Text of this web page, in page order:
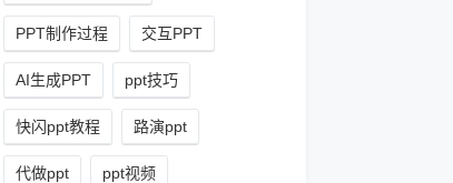
PPT制作过程 交互PPT
AI生成PPT ppt技巧
快闪ppt教程 路演ppt
代做ppt ppt视频